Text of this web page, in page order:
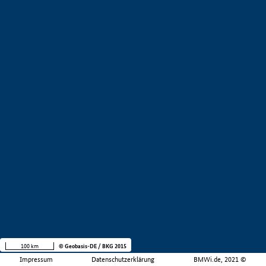
Impressum Datenschutzerklärung BMWi.de, 2021 ©
100 km © Geobasis-DE / BKG 2015